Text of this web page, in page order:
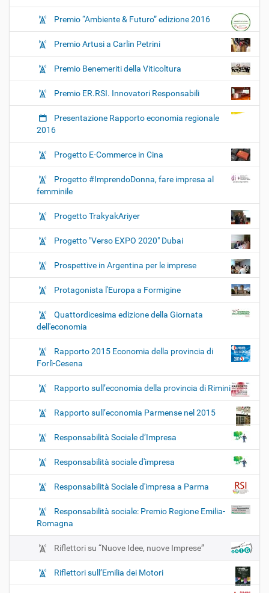
Premio “Ambiente & Futuro” edizione 2016
Premio Artusi a Carlin Petrini
Premio Benemeriti della Viticoltura
Premio ER.RSI. Innovatori Responsabili
Presentazione Rapporto economia regionale
2016
Progetto E-Commerce in Cina
Progetto #ImprendoDonna, fare impresa al
femminile
Progetto TrakyakAriyer
Progetto "Verso EXPO 2020" Dubai
Prospettive in Argentina per le imprese
Protagonista l'Europa a Formigine
Quattordicesima edizione della Giornata
dell'economia
Rapporto 2015 Economia della provincia di
Forlì-Cesena
Rapporto sull’economia della provincia di Rimini
Rapporto sull’economia Parmense nel 2015
Responsabilità Sociale d’Impresa
Responsabilità sociale d'impresa
Responsabilità Sociale d'impresa a Parma
Responsabilità sociale: Premio Regione Emilia-
Romagna
Riflettori su “Nuove Idee, nuove Imprese”
Riflettori sull’Emilia dei Motori